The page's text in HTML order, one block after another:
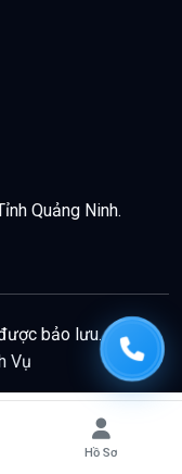
Hồ Sơ
Quảng Ninh.
bảo lưu.
Vụ